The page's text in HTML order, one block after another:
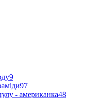
9
97
- американка48